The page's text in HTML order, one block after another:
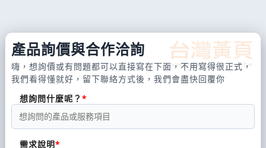
產品詢價與合作洽詢
嗨，想詢價或有問題都可以直接寫在下面，不用寫得很正式，
我們看得懂就好，留下聯絡方式後，我們會盡快回覆你
想詢問什麼呢？
需求說明